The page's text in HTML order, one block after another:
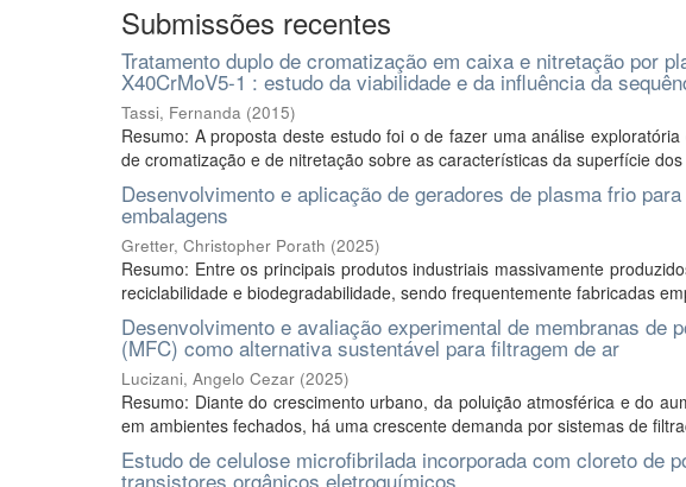
Submissões recentes
Tratamento duplo de cromatização em caixa e nitretação por
X40CrMoV5-1 : estudo da viabilidade e da influência da
Tassi, Fernanda (2015)
Resumo: A proposta deste estudo foi o de fazer uma análise
de cromatização e de nitretação sobre as características da superfície
Desenvolvimento e aplicação de geradores de plasma frio
embalagens
Gretter, Christopher Porath (2025)
Resumo: Entre os principais produtos industriais massivamente
reciclabilidade e biodegradabilidade, sendo frequentemente fabricadas
Desenvolvimento e avaliação experimental de membranas de
(MFC) como alternativa sustentável para filtragem de ar
Lucizani, Angelo Cezar (2025)
Resumo: Diante do crescimento urbano, da poluição atmosférica e do
em ambientes fechados, há uma crescente demanda por sistemas de
Estudo de celulose microfibrilada incorporada com cloreto de
transistores orgânicos eletroquímicos